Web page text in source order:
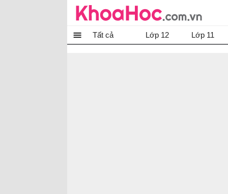
Tất cả Lớp 12 Lớp 11